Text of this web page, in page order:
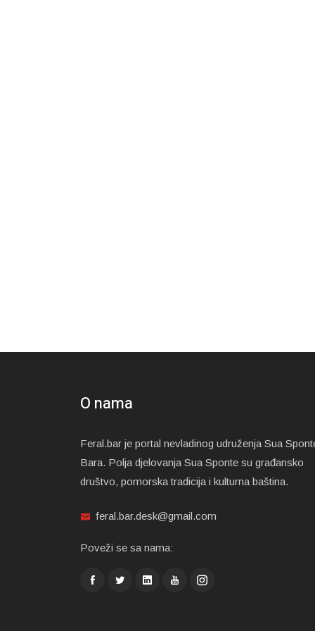
O nama
Feral.bar je portal nevladinog udruženja Sua
Bara. Polja djelovanja Sua Sponte su građansko
društvo, pomorska tradicija i kulturna baština.
feral.bar.desk@gmail.com
Poveži se sa nama: